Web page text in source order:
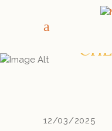
12/03/2025